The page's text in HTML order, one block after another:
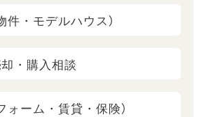
件・モデルハウス）
・購入相談
ォーム・賃貸・保険）